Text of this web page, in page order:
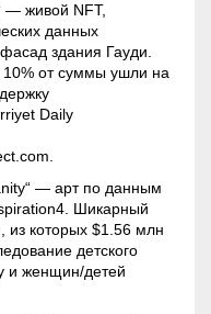
— живой NFT,
данных
здания Гауди.
10% от суммы ушли на
Daily
— арт по данным
Шикарный
из которых $1.56 млн
детского
и женщин/детей